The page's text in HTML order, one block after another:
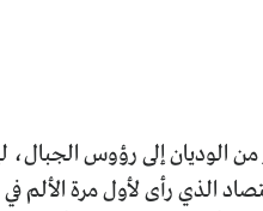
من الوديان إلى رؤوس
الذي رأى لأول مرة الألم